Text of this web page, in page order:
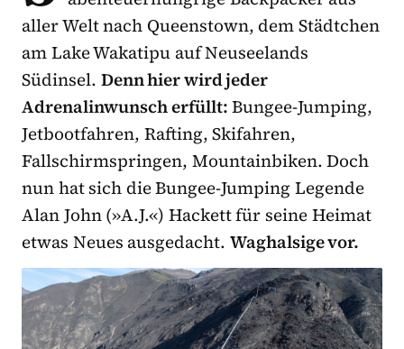
aller Welt nach Queenstown, dem Städtchen
am Lake Wakatipu auf Neuseelands
Südinsel. Denn hier wird jeder
Adrenalinwunsch erfüllt:Bungee-Jumping,
Jetbootfahren, Rafting, Skifahren,
Fallschirmspringen, Mountainbiken. Doch
nun hat sich die Bungee-Jumping Legende
Alan John (»A.J.«) Hackett für seine Heimat
etwas Neues ausgedacht. Waghalsige vor.